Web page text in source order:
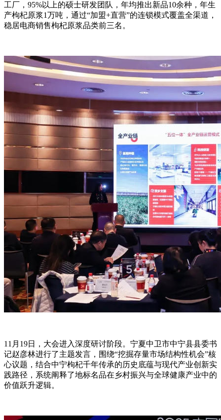
工厂，95%以上的硕士研发团队，年均推出新品10余种，年生
产枸杞原浆1万吨，通过“加盟+直营”的连锁模式覆盖全渠道，
稳居电商销售枸杞原浆品类前三名。
11月19日，大会进入深度研讨阶段。宁夏中卫市中宁县县委书
记赵彦林进行了主题发言，围绕“挖掘存量市场结构性机会”核
心议题，结合中宁枸杞千年传承的历史底蕴与现代产业创新实
践路径，系统阐释了地标名品在乡村振兴与全球健康产业中的
价值跃升逻辑。